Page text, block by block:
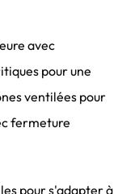
avec
pour une
ventilées pour
fermeture
pour s'adapter à